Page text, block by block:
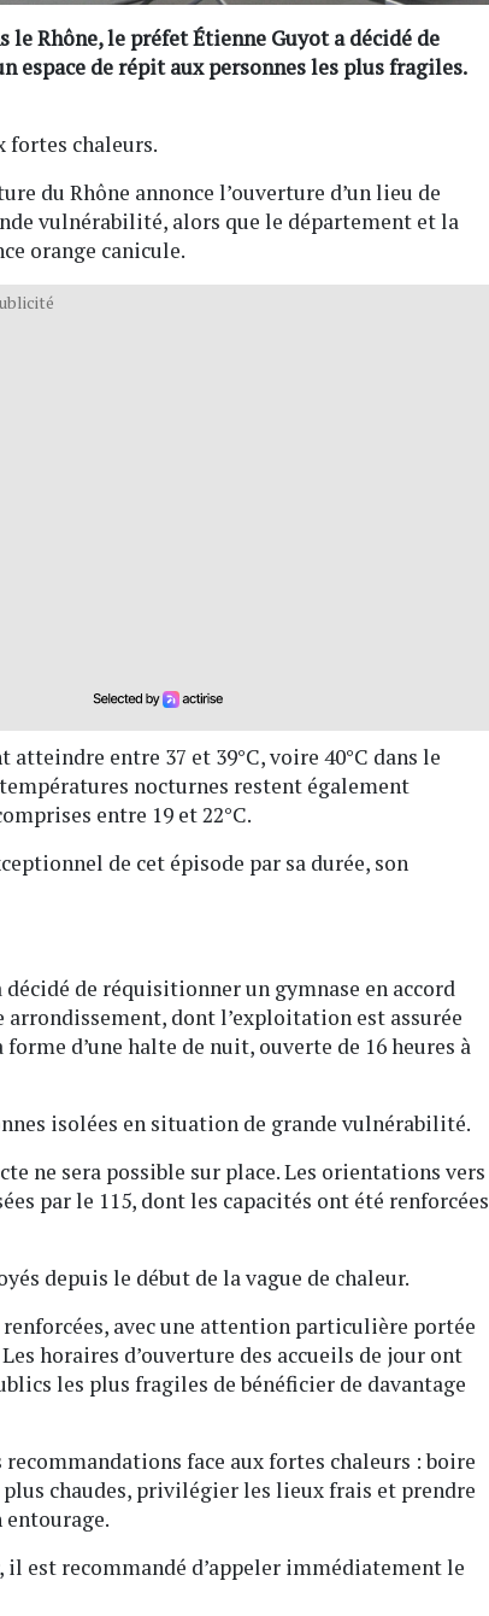
le Rhône, le préfet Étienne Guyot a décidé de
espace de répit aux personnes les plus fragiles.
fortes chaleurs.
du Rhône annonce l’ouverture d’un lieu de
vulnérabilité, alors que le département et la
orange canicule.
entre 37 et 39°C, voire 40°C dans le
nocturnes restent également
entre 19 et 22°C.
de cet épisode par sa durée, son
de réquisitionner un gymnase en accord
arrondissement, dont l’exploitation est assurée
d’une halte de nuit, ouverte de 16 heures à
isolées en situation de grande vulnérabilité.
ne sera possible sur place. Les orientations vers
par le 115, dont les capacités ont été renforcées
depuis le début de la vague de chaleur.
avec une attention particulière portée
horaires d’ouverture des accueils de jour ont
les plus fragiles de bénéficier de davantage
face aux fortes chaleurs : boire
chaudes, privilégier les lieux frais et prendre
entourage.
il est recommandé d’appeler immédiatement le